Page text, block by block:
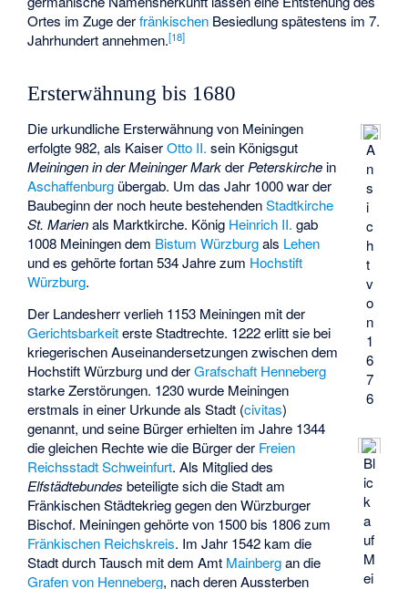
Ortes im Zuge derfränkischen Besiedlung spätestens im 7.
Jahrhundert annehmen.[18]
Ersterwähnung bis 1680
A
n
s
i
c
h
t
v
o
n
1
6
7
6
Bl
ic
k
a
uf
M
ei
Die urkundliche Ersterwähnung von Meiningen
erfolgte 982, als KaiserOtto II. sein Königsgut
Meiningen in der Meininger MarkderPeterskirche in
Aschaffenburg übergab. Um das Jahr 1000 war der
Baubeginn der noch heute bestehendenStadtkirche
St. Marienals Marktkirche. König Heinrich II. gab
1008 Meiningen dem Bistum Würzburgals Lehen
und es gehörte fortan 534 Jahre zum Hochstift
Würzburg.
Der Landesherr verlieh 1153 Meiningen mit der
Gerichtsbarkeiterste Stadtrechte. 1222 erlitt sie bei
kriegerischen Auseinandersetzungen zwischen dem
Hochstift Würzburg und derGrafschaft Henneberg
starke Zerstörungen. 1230 wurde Meiningen
erstmals in einer Urkunde als Stadt (civitas)
genannt, und seine Bürger erhielten im Jahre 1344
die gleichen Rechte wie die Bürger der Freien
Reichsstadt Schweinfurt. Als Mitglied des
Elfstädtebundes beteiligte sich die Stadt am
Fränkischen Städtekrieggegen den Würzburger
Bischof. Meiningen gehörte von 1500 bis 1806 zum
Fränkischen Reichskreis. Im Jahr 1542 kam die
Stadt durch Tausch mit dem Amt Mainbergan die
Grafen von Henneberg, nach deren Aussterben